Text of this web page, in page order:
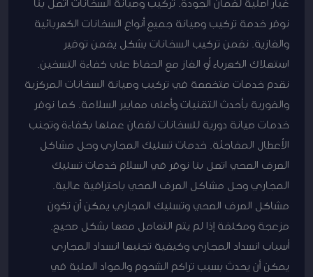
نوفر خدمة تركيب وصيانة جميع أنواع السخانات الكهربائية
والغازية. نضمن تركيب السخانات بشكل يضمن توفير
استهلاك الكهرباء أو الغاز مع الحفاظ على كفاءة التسخين.
نقدم خدمات متخصصة في تركيب وصيانة السخانات المركزية
والفورية بأحدث التقنيات وأعلى معايير السلامة. كما نوفر
خدمات صيانة دورية للسخانات لضمان عملها بكفاءة وتجنب
الأعطال المفاجئة. خدمات تسليك المجاري وحل مشاكل
الصرف الصحي اتصل بنا نوفر في السلام خدمات تسليك
المجاري وحل مشاكل الصرف الصحي باحترافية عالية.
مشاكل الصرف الصحي وتسليك المجاري يمكن أن تكون
مزعجة ومكلفة إذا لم يتم التعامل معها بشكل صحيح.
أسباب انسداد المجاري وكيفية تجنبها انسداد المجاري
يمكن أن يحدث بسبب تراكم الشحوم والمواد الصلبة في